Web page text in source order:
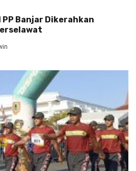
PP Banjar Dikerahkan